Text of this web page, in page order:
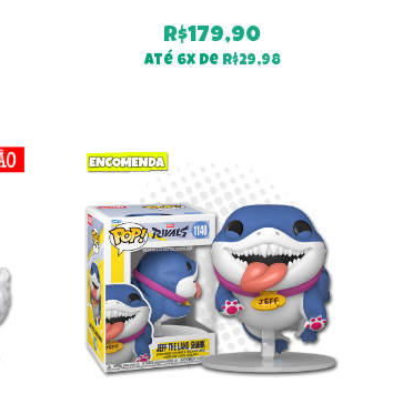
R$179,90
Até 6x de R$29,98